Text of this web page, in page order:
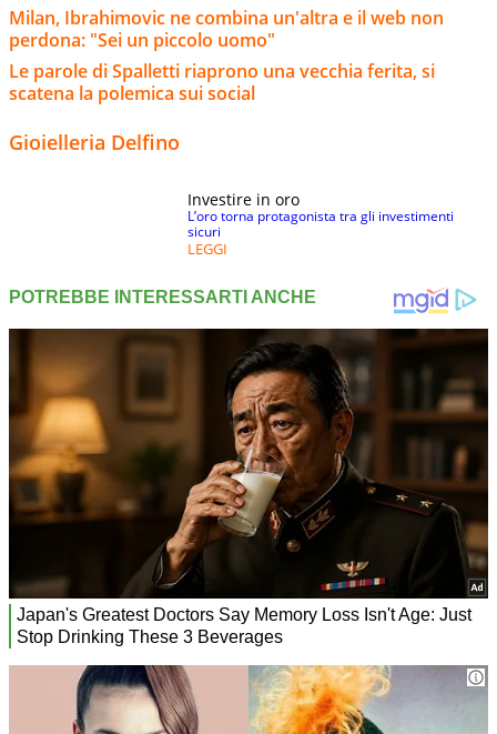
Milan, Ibrahimovic ne combina un'altra e il web non
perdona: "Sei un piccolo uomo"
Le parole di Spalletti riaprono una vecchia ferita, si
scatena la polemica sui social
Gioielleria Delfino
Investire in oro
L’oro torna protagonista tra gli investimenti
sicuri
LEGGI